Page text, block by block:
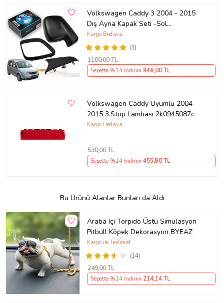
Volkswagen Caddy 3 2004 - 2015
Dış Ayna Kapak Seti -Sol
7E18575289 B9
(1)
Kargo Bedava
1100,00 TL
Sepette %14 İndirim 946,00 TL
Volkswagen Caddy Uyumlu 2004-
2015 3.Stop Lambası 2k0945087c
Kargo Bedava
530,00 TL
Sepette %14 İndirim 455,80 TL
Bu Ürünü Alanlar Bunları da Aldı
Araba Içi Torpido Üstü Simülasyon
Pitbull Köpek Dekorasyon BYEAZ
(14)
Kargo ile Teslimat
249,00 TL
Sepette %14 İndirim 214,14 TL